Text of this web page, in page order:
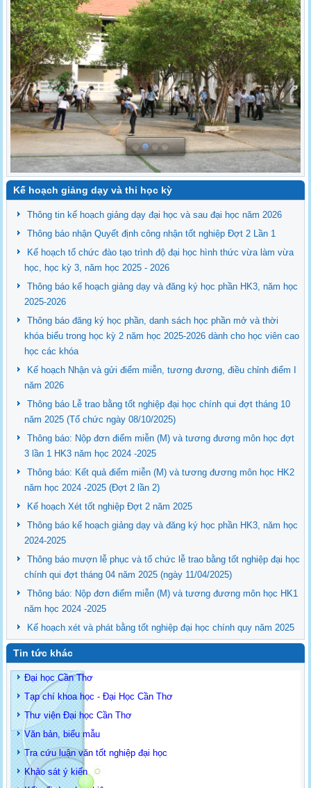
Kế hoạch giảng dạy và thi học kỳ
Thông tin kế hoạch giảng dạy đại học và sau đại học năm 2026
Thông báo nhận Quyết định công nhận tốt nghiệp Đợt 2 Lần 1
Kế hoạch tổ chức đào tạo trình độ đại học hình thức vừa làm vừa
học, học kỳ 3, năm học 2025 - 2026
Thông báo kế hoạch giảng dạy và đăng ký học phần HK3, năm học
2025-2026
Thông báo đăng ký học phần, danh sách học phần mở và thời
khóa biểu trong học kỳ 2 năm học 2025-2026 dành cho học viên cao
học các khóa
Kế hoạch Nhận và gửi điểm miễn, tương đương, điều chỉnh điểm I
năm 2026
Thông báo Lễ trao bằng tốt nghiệp đại học chính qui đợt tháng 10
năm 2025 (Tổ chức ngày 08/10/2025)
Thông báo: Nộp đơn điểm miễn (M) và tương đương môn học đợt
3 lần 1 HK3 năm học 2024 -2025
Thông báo: Kết quả điểm miễn (M) và tương đương môn học HK2
năm học 2024 -2025 (Đợt 2 lần 2)
Kế hoạch Xét tốt nghiệp Đợt 2 năm 2025
Thông báo kế hoạch giảng dạy và đăng ký học phần HK3, năm học
2024-2025
Thông báo mượn lễ phục và tổ chức lễ trao bằng tốt nghiệp đại học
chính qui đợt tháng 04 năm 2025 (ngày 11/04/2025)
Thông báo: Nộp đơn điểm miễn (M) và tương đương môn học HK1
năm học 2024 -2025
Kế hoạch xét và phát bằng tốt nghiệp đại học chính quy năm 2025
Tin tức khác
Đại học Cần Thơ
Tạp chí khoa học - Đại Học Cần Thơ
Thư viện Đại học Cần Thơ
Văn bản, biểu mẫu
Tra cứu luận văn tốt nghiệp đại học
Khảo sát ý kiến